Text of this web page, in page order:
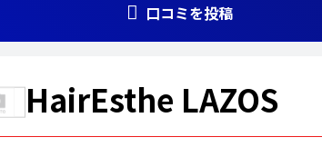
口コミを投稿
HairEsthe LAZOS